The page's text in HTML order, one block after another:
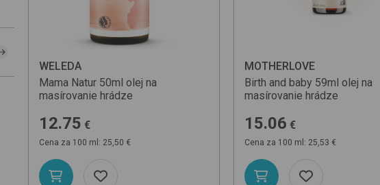
WELEDA
Mama Natur 50ml olej na
masírovanie hrádze
12.75 €
Cena za 100 ml: 25,50 €
MOTHERLOVE
Birth and baby 59ml olej na
masírovanie hrádze
15.06 €
Cena za 100 ml: 25,53 €